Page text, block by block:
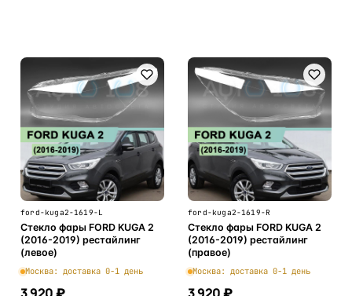
ford-kuga2-1619-L
Стекло фары FORD KUGA 2
(2016-2019) рестайлинг
(левое)
Москва: доставка 0-1 день
ford-kuga2-1619-R
Стекло фары FORD KUGA 2
(2016-2019) рестайлинг
(правое)
Москва: доставка 0-1 день